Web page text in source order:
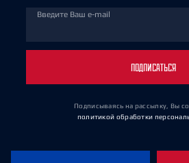
Введите Ваш e-mail
ПОДПИСАТЬСЯ
Подписываясь на рассылку, Вы
политикой обработки